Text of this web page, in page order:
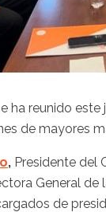
ha reunido este
de mayores
, Presidente del
General de
de